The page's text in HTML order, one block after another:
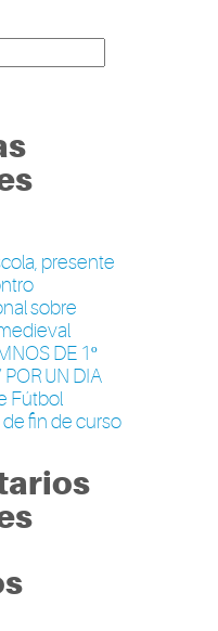
presente
sobre
DE 1º
POR UN DIA
Fútbol
de fin de curso